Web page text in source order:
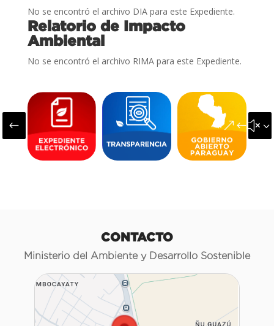
No se encontró el archivo DIA para este Expediente.
Relatorio de Impacto
Ambiental
No se encontró el archivo RIMA para este Expediente.
#
CONTACTO
Ministerio del Ambiente y Desarrollo Sostenible